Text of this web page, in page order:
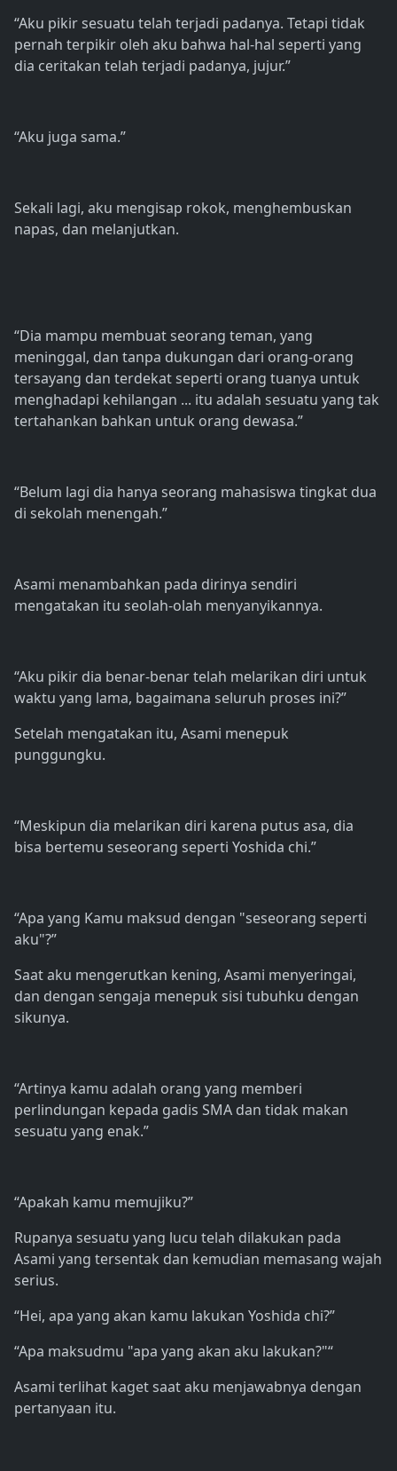
“Aku pikir sesuatu telah terjadi padanya. Tetapi tidak
pernah terpikir oleh aku bahwa hal-hal seperti yang
dia ceritakan telah terjadi padanya, jujur.”
“Aku juga sama.”
Sekali lagi, aku mengisap rokok, menghembuskan
napas, dan melanjutkan.
“Dia mampu membuat seorang teman, yang
meninggal, dan tanpa dukungan dari orang-orang
tersayang dan terdekat seperti orang tuanya untuk
menghadapi kehilangan ... itu adalah sesuatu yang tak
tertahankan bahkan untuk orang dewasa.”
“Belum lagi dia hanya seorang mahasiswa tingkat dua
di sekolah menengah.”
Asami menambahkan pada dirinya sendiri
mengatakan itu seolah-olah menyanyikannya.
“Aku pikir dia benar-benar telah melarikan diri untuk
waktu yang lama, bagaimana seluruh proses ini?”
Setelah mengatakan itu, Asami menepuk
punggungku.
“Meskipun dia melarikan diri karena putus asa, dia
bisa bertemu seseorang seperti Yoshida chi.”
“Apa yang Kamu maksud dengan "seseorang seperti
aku"?”
Saat aku mengerutkan kening, Asami menyeringai,
dan dengan sengaja menepuk sisi tubuhku dengan
sikunya.
“Artinya kamu adalah orang yang memberi
perlindungan kepada gadis SMA dan tidak makan
sesuatu yang enak.”
“Apakah kamu memujiku?”
Rupanya sesuatu yang lucu telah dilakukan pada
Asami yang tersentak dan kemudian memasang wajah
serius.
“Hei, apa yang akan kamu lakukan Yoshida chi?”
“Apa maksudmu "apa yang akan aku lakukan?"“
Asami terlihat kaget saat aku menjawabnya dengan
pertanyaan itu.